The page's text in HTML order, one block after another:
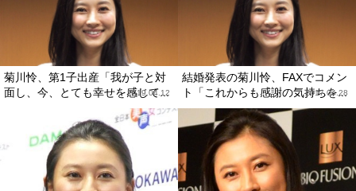
菊川怜、第1子出産「我が子と対
面し、今、とても幸せを感じて...
2019.04.12
結婚発表の菊川怜、FAXでコメン
ト「これからも感謝の気持ちを...
2017.04.28